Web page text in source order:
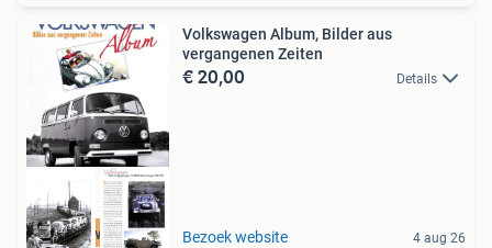
Nieuw Boek
Volkswagen Album, Bilder aus
vergangenen Zeiten
€ 20,00 Details
Bezoek website 4 aug 26